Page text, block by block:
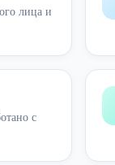
лица и
с